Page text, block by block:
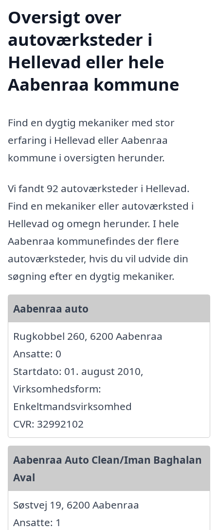
Oversigt over
autoværksteder i
Hellevad eller hele
Aabenraa kommune
Find en dygtig mekaniker med stor
erfaring i Hellevad eller Aabenraa
kommune i oversigten herunder.
Vi fandt 92 autoværksteder i Hellevad.
Find en mekaniker eller autoværksted i
Hellevad og omegn herunder. I hele
Aabenraa kommunefindes der flere
autoværksteder, hvis du vil udvide din
søgning efter en dygtig mekaniker.
Aabenraa auto
Rugkobbel 260, 6200 Aabenraa
Ansatte: 0
Startdato: 01. august 2010,
Virksomhedsform:
Enkeltmandsvirksomhed
CVR: 32992102
Aabenraa Auto Clean/Iman Baghalan
Aval
Søstvej 19, 6200 Aabenraa
Ansatte: 1